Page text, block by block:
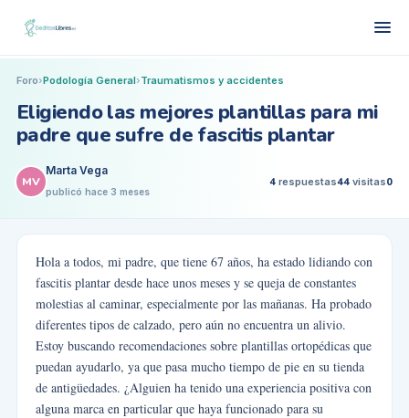
Foro›Podología General›Traumatismos y accidentes
Eligiendo las mejores plantillas para mi
padre que sufre de fascitis plantar
MV
Marta Vega
publicó hace 3 meses
4 respuestas44 visitas0
Hola a todos, mi padre, que tiene 67 años, ha estado lidiando con
fascitis plantar desde hace unos meses y se queja de constantes
molestias al caminar, especialmente por las mañanas. Ha probado
diferentes tipos de calzado, pero aún no encuentra un alivio.
Estoy buscando recomendaciones sobre plantillas ortopédicas que
puedan ayudarlo, ya que pasa mucho tiempo de pie en su tienda
de antigüedades. ¿Alguien ha tenido una experiencia positiva con
alguna marca en particular que haya funcionado para su